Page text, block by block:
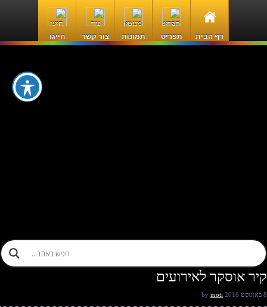
דף הבית תפריט תמונות צור קשר חייגו
קיר אוסקר לאירועים
8 באוגוסט 2016 moti